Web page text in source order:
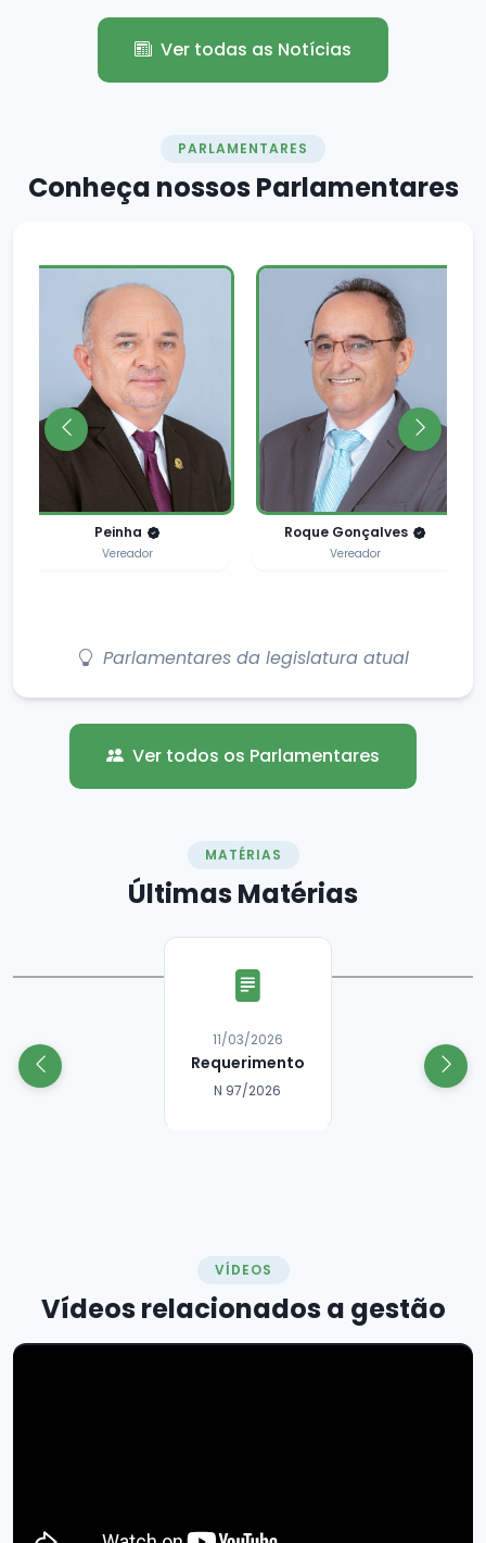
Ver todas as Notícias
PARLAMENTARES
Conheça nossosParlamentares
Maria das Neves
Presidente
Gerson Freire
Vice-Presidente
Parlamentares da legislatura atual
Ver todos os Parlamentares
MATÉRIAS
ÚltimasMatérias
11/03/2026
Requerimento
N 96/2026
VÍDEOS
Vídeos relacionados a gestão